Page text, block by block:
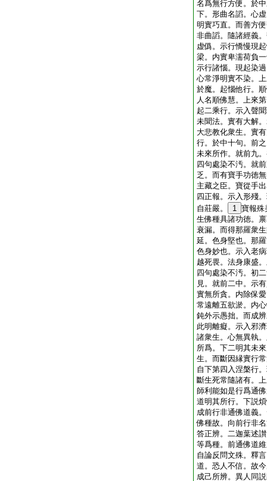
名爲無行方便。於
下。形曲名謟。心
明實巧直。而善方
非曲謟。隨諸經義
虚僞。示行憍慢現
梁。内實卑濡荷負
示行諸惱。現起染
心常淨明實不染。
於魔。起惱他行。
人名順佛慧。上來
起二乘行。示入聲
未聞法。實有大解
大悲教化衆生。實
行。於中十句。前
未來所作。就前九
四句處染不汚。就
乏。而有寶手功徳
主藏之臣。寶從手
四正報。示入形殘
自莊嚴。
1 寶報殊
生佛種具諸功徳。
衰漏。而得那羅衆
延。色身堅也。那
色身妙也。示入老
越死畏。法身康盛
四句處染不汚。初
見。就前二中。示
實無所貪。内除保
常遠離五欲淤。内
鈍外示愚拙。而成
此明離癡。示入邪
諸衆生。心無異執
所爲。下二明其未
生。而斷因縁實行
自下第四入涅槃行
斷生死常隨諸有。
師利能如是行爲通
道明其所行。下説
成前行非通佛道義
佛種故。向前行非
答正辨。二迦葉述
等爲種。前通佛道
自論反問文殊。釋
道。恐人不信。故
成己所辨。異人同